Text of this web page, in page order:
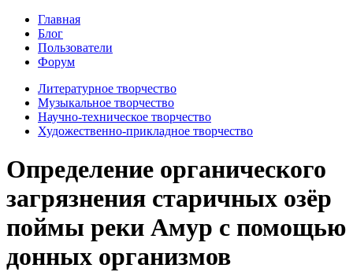
Главная
Блог
Пользователи
Форум
Литературное творчество
Музыкальное творчество
Научно-техническое творчество
Художественно-прикладное творчество
Определение органического
загрязнения старичных озёр
поймы реки Амур с помощью
донных организмов